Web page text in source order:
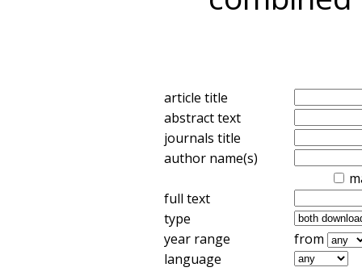
article title
abstract text
journals title
author name(s)
full text
type
year range
from
language